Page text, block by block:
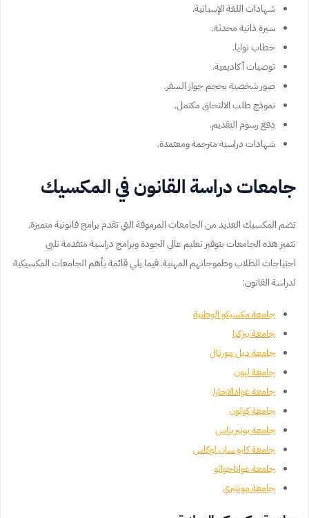
شهادات اللغة الإسبانية.
سيرة ذاتية محدثة.
خطاب نوايا.
توصيات أكاديمية.
صور شخصية بحجم جواز السفر.
نموذج طلب الالتحاق مكتمل.
دفع رسوم التقديم.
شهادات دراسية مترجمة ومعتمدة.
جامعات دراسة القانون في المكسيك
تضم المكسيك العديد من الجامعات المرموقة التي تقدم برامج قانونية متميزة.
تتميز هذه الجامعات بتوفير تعليم عالي الجودة وبرامج دراسية متقدمة تلبي
احتياجات الطلاب وطموحاتهم المهنية. فيما يلي قائمة بأهم الجامعات المكسيكية
لدراسة القانون:
جامعة مكسيكو الوطنية
جامعة بيزكيا
جامعة ديل مورتال
جامعة ليون
جامعة غوادالاخارا
جامعة كولون
جامعة بوتيريراس
جامعة كابو سان لوكاس
جامعة غواناخواتو
جامعة مونتيري